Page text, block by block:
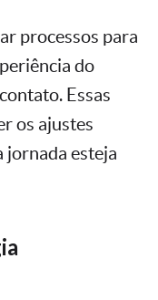
processos para
do
Essas
os ajustes
jornada esteja